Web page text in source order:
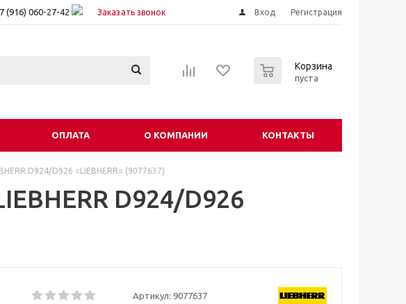
(916) 060-27-42 Заказать звонок Вход Регистрация
Корзина
пуста
ОПЛАТА О КОМПАНИИ КОНТАКТЫ
D924/D926 =LIEBHERR= (9077637)
D924/D926
Артикул: 9077637